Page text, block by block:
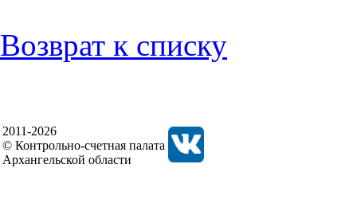
Возврат к списку
2011-2026
© Контрольно-счетная палата
Архангельской области